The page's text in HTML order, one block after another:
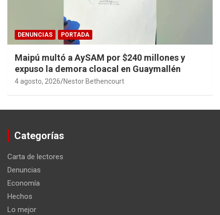
DENUNCIAS PORTADA
Maipú multó a AySAM por $240 millones y
expuso la demora cloacal en Guaymallén
4 agosto, 2026 Nestor Bethencourt
Categorías
Carta de lectores
Denuncias
Economía
Hechos
Lo mejor